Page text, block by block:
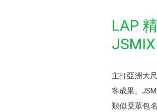
LAP
主打亞洲大
客成果。
類似受眾包